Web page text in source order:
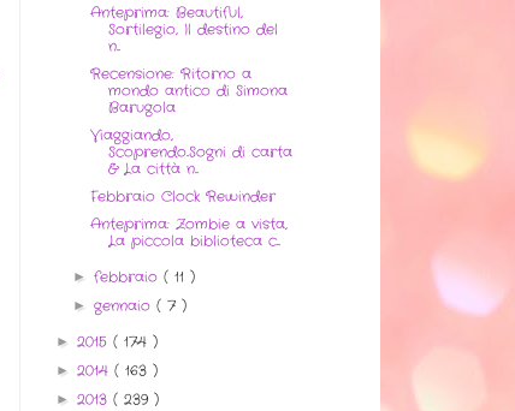
Anteprima: Beautiful,
Sortilegio, Il destino del
n...
Recensione: Ritorno a
mondo antico di Simona
Barugola
Viaggiando,
Scoprendo..Sogni di carta
& La città n...
Febbraio Clock Rewinder
Anteprima: Zombie a vista,
La piccola biblioteca c...
► febbraio ( 11 )
► gennaio ( 7 )
► 2015 ( 174 )
► 2014 ( 163 )
► 2013 ( 239 )